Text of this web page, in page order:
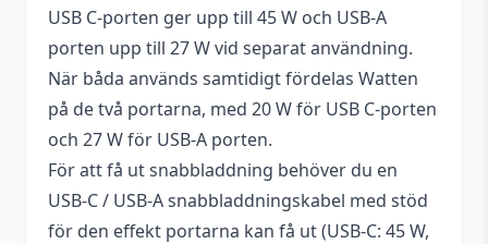
USB C-porten ger upp till 45 W och USB-A
porten upp till 27 W vid separat användning.
När båda används samtidigt fördelas Watten
på de två portarna, med 20 W för USB C-porten
och 27 W för USB-A porten.
För att få ut snabbladdning behöver du en
USB-C / USB-A snabbladdningskabel med stöd
för den effekt portarna kan få ut (USB-C: 45 W,